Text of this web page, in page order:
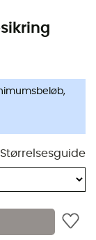
Størrelsesguide